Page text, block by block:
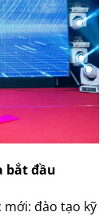
bắt đầu
đào tạo kỹ